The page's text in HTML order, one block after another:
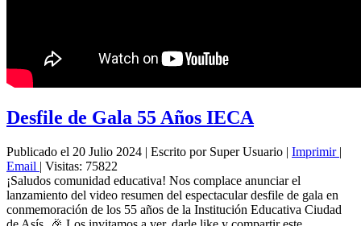
Desfile de Gala 55 Años IECA
Publicado el 20 Julio 2024 | Escrito por Super Usuario | Imprimir |
Email | Visitas: 75822
¡Saludos comunidad educativa! Nos complace anunciar el
lanzamiento del video resumen del espectacular desfile de gala en
conmemoración de los 55 años de la Institución Educativa Ciudad